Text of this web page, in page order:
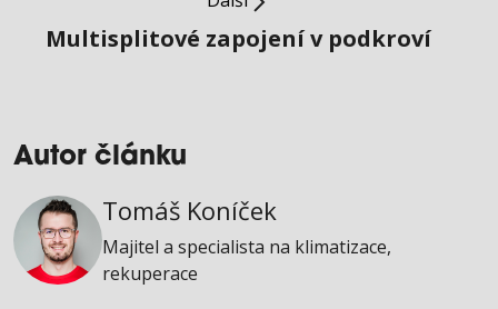
Multisplitové zapojení v podkroví
Autor článku
Tomáš Koníček
Majitel a specialista na klimatizace,
rekuperace